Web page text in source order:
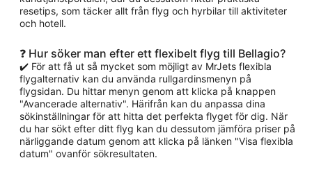
resetips, som täcker allt från flyg och hyrbilar till aktiviteter
och hotell.
❓ Hur söker man efter ett flexibelt flyg till Bellagio?
✔️ För att få ut så mycket som möjligt av MrJets flexibla
flygalternativ kan du använda rullgardinsmenyn på
flygsidan. Du hittar menyn genom att klicka på knappen
"Avancerade alternativ". Härifrån kan du anpassa dina
sökinställningar för att hitta det perfekta flyget för dig. När
du har sökt efter ditt flyg kan du dessutom jämföra priser på
närliggande datum genom att klicka på länken "Visa flexibla
datum" ovanför sökresultaten.